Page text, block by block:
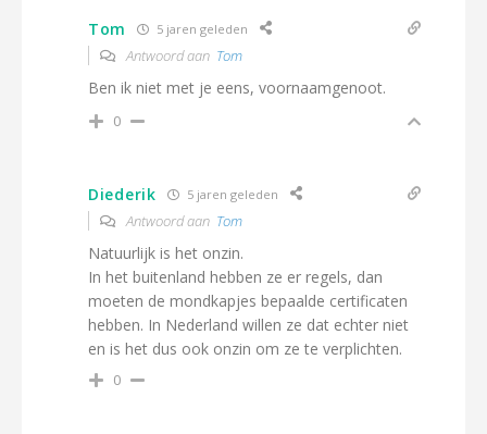
Tom 5 jaren geleden
Antwoord aan Tom
Ben ik niet met je eens, voornaamgenoot.
0
Diederik 5 jaren geleden
Antwoord aan Tom
Natuurlijk is het onzin.
In het buitenland hebben ze er regels, dan
moeten de mondkapjes bepaalde certificaten
hebben. In Nederland willen ze dat echter niet
en is het dus ook onzin om ze te verplichten.
0